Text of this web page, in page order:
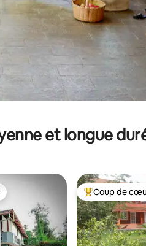
et longue
Coups de
Coup de